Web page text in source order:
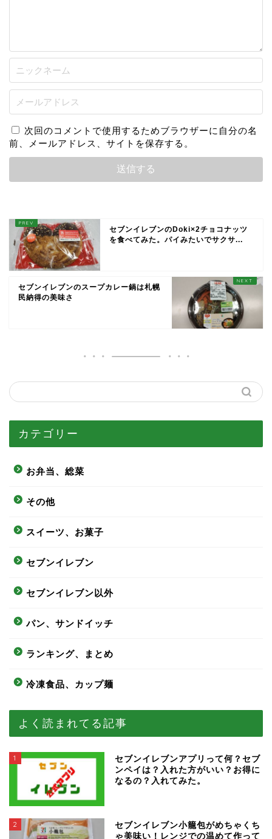
次回のコメントで使用するためブラウザーに自分の名
前、メールアドレス、サイトを保存する。
セブンイレブンのDoki×2チョコナッツ
を食べてみた。パイみたいでサクサ...
セブンイレブンのスープカレー鍋は札幌
民納得の美味さ
カテゴリー
お弁当、総菜
その他
スイーツ、お菓子
セブンイレブン
セブンイレブン以外
パン、サンドイッチ
ランキング、まとめ
冷凍食品、カップ麺
よく読まれてる記事
1
セブンイレブンアプリって何？セブ
ンペイは？入れた方がいい？お得に
なるの？入れてみた。
2
セブンイレブン小籠包がめちゃくち
ゃ美味い！レンジでの温めて作って